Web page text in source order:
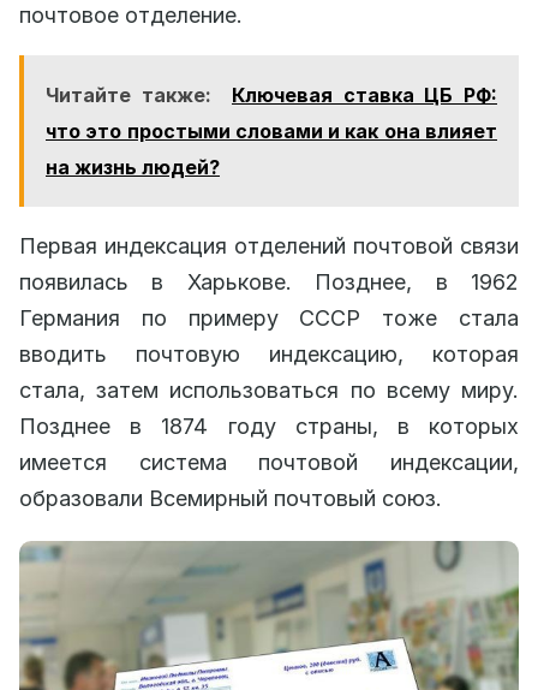
почтовое отделение.
Читайте также:
Ключевая ставка ЦБ РФ:
что это простыми словами и как она влияет
на жизнь людей?
Первая индексация отделений почтовой связи
появилась в Харькове. Позднее, в 1962
Германия по примеру СССР тоже стала
вводить почтовую индексацию, которая
стала, затем использоваться по всему миру.
Позднее в 1874 году страны, в которых
имеется система почтовой индексации,
образовали Всемирный почтовый союз.